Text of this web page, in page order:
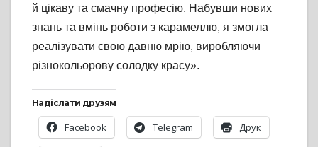
й цікаву та смачну професію. Набувши нових
знань та вмінь роботи з карамеллю, я змогла
реалізувати свою давню мрію, виробляючи
різнокольорову солодку красу».
Надіслати друзям
Facebook Telegram Друк